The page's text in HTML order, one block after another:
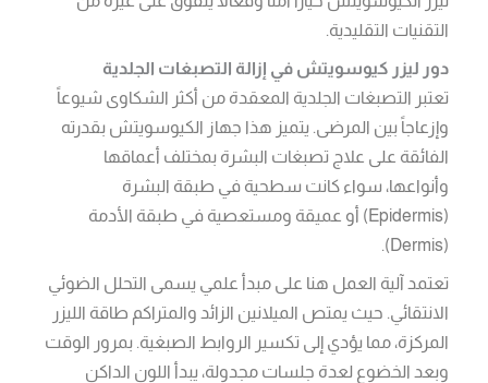
التقنيات التقليدية.
دور ليزر كيوسويتش في إزالة التصبغات الجلدية
تعتبر التصبغات الجلدية المعقدة من أكثر الشكاوى شيوعاً
وإزعاجاً بين المرضى. يتميز هذا جهاز الكيوسويتش بقدرته
الفائقة على علاج تصبغات البشرة بمختلف أعماقها
وأنواعها، سواء كانت سطحية في طبقة البشرة
(Epidermis) أو عميقة ومستعصية في طبقة الأدمة
(Dermis).
تعتمد آلية العمل هنا على مبدأ علمي يسمى التحلل الضوئي
الانتقائي. حيث يمتص الميلانين الزائد والمتراكم طاقة الليزر
المركزة، مما يؤدي إلى تكسير الروابط الصبغية. بمرور الوقت
وبعد الخضوع لعدة جلسات مجدولة، يبدأ اللون الداكن